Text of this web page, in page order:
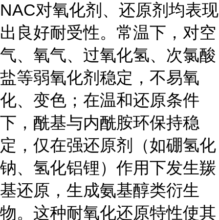
NAC对氧化剂、还原剂均表现
出良好耐受性。常温下，对空
气、氧气、过氧化氢、次氯酸
盐等弱氧化剂稳定，不易氧
化、变色；在温和还原条件
下，酰基与内酰胺环保持稳
定，仅在强还原剂（如硼氢化
钠、氢化铝锂）作用下发生羰
基还原，生成氨基醇类衍生
物。这种耐氧化还原特性使其